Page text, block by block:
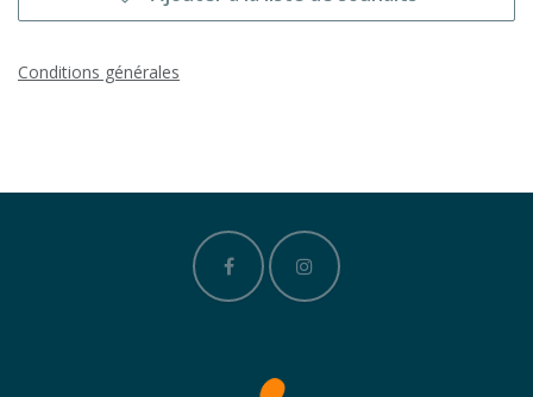
Conditions générales